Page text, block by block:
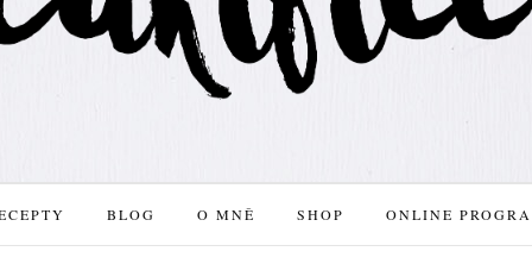
BLOG O MNĚ SHOP ONLINE